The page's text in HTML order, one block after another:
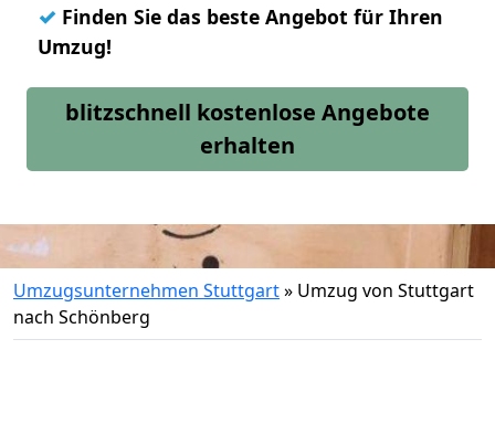
✓ Finden Sie das beste Angebot für Ihren
Umzug!
blitzschnell kostenlose Angebote
erhalten
Umzugsunternehmen Stuttgart» Umzug von Stuttgart
nach Schönberg